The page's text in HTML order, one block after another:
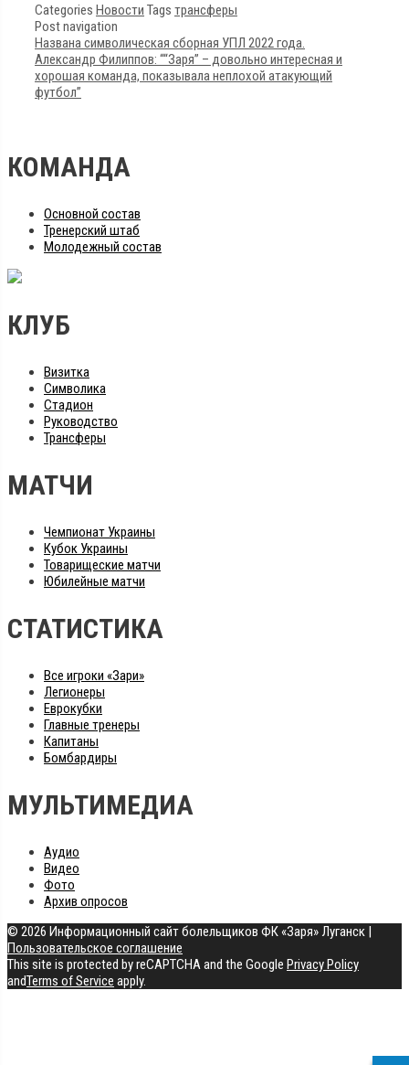
Categories Новости Tags трансферы
Post navigation
Названа символическая сборная УПЛ 2022 года.
Александр Филиппов: ““Заря” – довольно интересная и
хорошая команда, показывала неплохой атакующий
футбол”
КОМАНДА
Основной состав
Тренерский штаб
Молодежный состав
КЛУБ
Визитка
Символика
Стадион
Руководство
Трансферы
МАТЧИ
Чемпионат Украины
Кубок Украины
Товарищеские матчи
Юбилейные матчи
СТАТИСТИКА
Все игроки «Зари»
Легионеры
Еврокубки
Главные тренеры
Капитаны
Бомбардиры
МУЛЬТИМЕДИА
Аудио
Видео
Фото
Архив опросов
© 2026 Информационный сайт болельщиков ФК «Заря» Луганск |
Пользовательское соглашение
This site is protected by reCAPTCHA and the Google Privacy Policy
andTerms of Service apply.